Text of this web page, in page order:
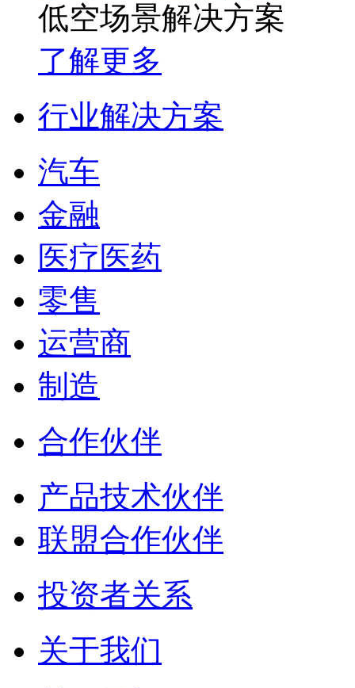
低空场景解决方案
了解更多
行业解决方案
汽车
金融
医疗医药
零售
运营商
制造
合作伙伴
产品技术伙伴
联盟合作伙伴
投资者关系
关于我们